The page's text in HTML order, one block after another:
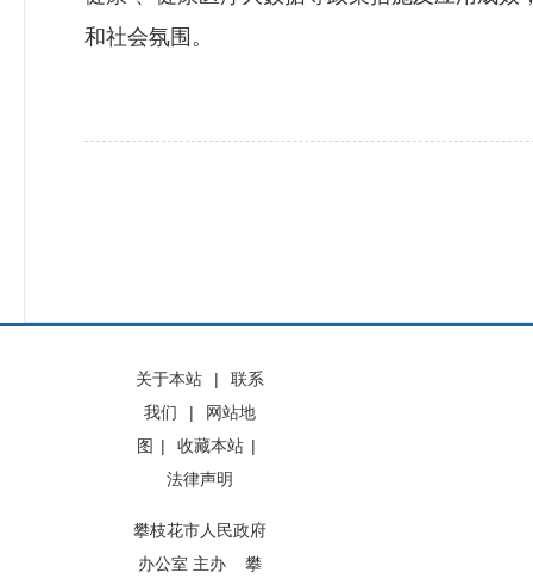
和社会氛围。
关于本站 |
联系
我们
|
网站地
图 | 收藏本站 |
法律声明
攀枝花市人民政府
办公室 主办 攀